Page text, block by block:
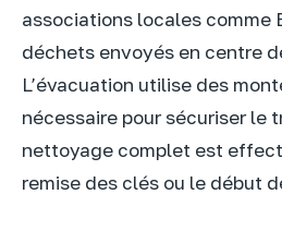
associations locales comme
déchets envoyés en centre
L’évacuation utilise des
nécessaire pour sécuriser le
nettoyage complet est
remise des clés ou le début